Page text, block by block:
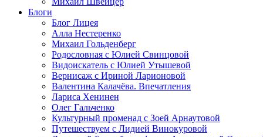
Блоги
Блог Лицея
Алла Нестеренко
Михаил Гольденберг
Родословная с Юлией Свинцовой
Видоискатель с Юлией Утышевой
Вернисаж с Ириной Ларионовой
Валентина Калачёва. Впечатления
Лариса Хенинен
Олег Гальченко
Культурный променад с Зоей Арнаутовой
Путешествуем с Лидией Винокуровой